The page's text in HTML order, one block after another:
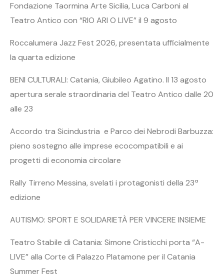
Fondazione Taormina Arte Sicilia, Luca Carboni al
Teatro Antico con “RIO ARI O LIVE” il 9 agosto
Roccalumera Jazz Fest 2026, presentata ufficialmente
la quarta edizione
BENI CULTURALI: Catania, Giubileo Agatino. Il 13 agosto
apertura serale straordinaria del Teatro Antico dalle 20
alle 23
Accordo tra Sicindustria e Parco dei Nebrodi Barbuzza:
pieno sostegno alle imprese ecocompatibili e ai
progetti di economia circolare
Rally Tirreno Messina, svelati i protagonisti della 23ª
edizione
AUTISMO: SPORT E SOLIDARIETÀ PER VINCERE INSIEME
Teatro Stabile di Catania: Simone Cristicchi porta “A-
LIVE” alla Corte di Palazzo Platamone per il Catania
Summer Fest